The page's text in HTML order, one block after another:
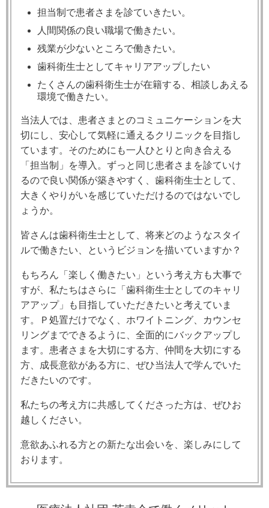
担当制で患者さまを診ていきたい。
人間関係の良い職場で働きたい。
残業が少ないところで働きたい。
歯科衛生士としてキャリアアップしたい
たくさんの歯科衛生士が在籍する、相談しあえる
環境で働きたい。
当法人では、 患者さまとのコミュニケーションを⼤
切にし、 安⼼して気軽に通えるクリニックを目指し
ています。そのためにも⼀人ひとりと向き合える
「担当制」を導入。ずっと同じ患者さまを診ていけ
るので良い関係が築きやすく、歯科衛生士として
大きく やりがいを感じていただけるのではないでし
ょうか。
皆さんは⻭科衛⽣⼠として、将来どのようなスタイ
ルで働きたい、というビジョンを描いていますか？
もちろん「楽しく働きたい」という考え方も大事で
すが、私たちはさらに「歯科衛⽣⼠としてのキャリ
アアップ」も目指していただきたいと考えていま
す。Ｐ処置だけでなく、ホワイトニング、カウンセ
リングまでできるように、全面的にバックアップし
ます。 患者さまを大切にする方、仲間を大切にする
方、成⻑意欲がある⽅に、ぜひ当法人で学んでいた
だきたいのです。
私たちの考え⽅に共感してくださった⽅は、ぜひお
越しください。
意欲あふれる方との新たな出会いを、楽しみにして
おります。